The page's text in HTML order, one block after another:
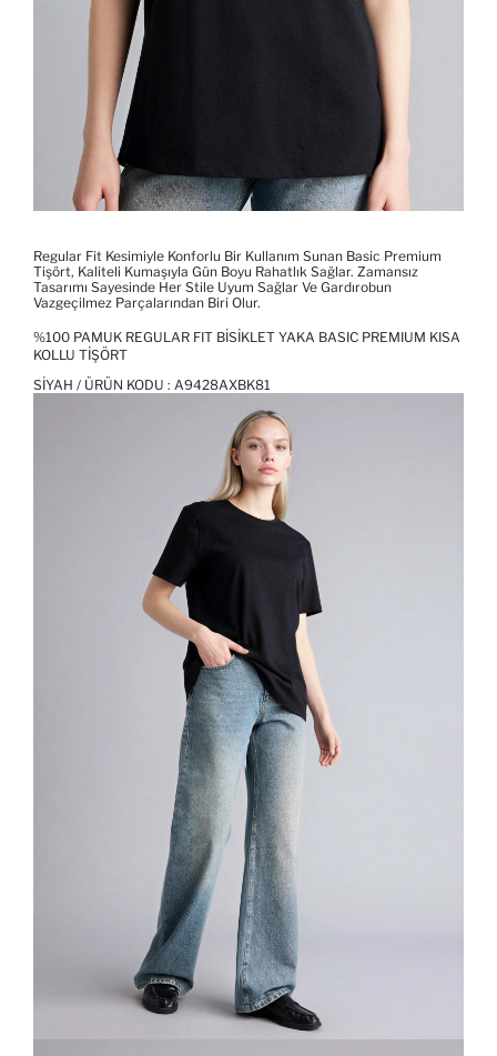
Regular Fit Kesimiyle Konforlu Bir Kullanım Sunan Basic Premium
Tişört, Kaliteli Kumaşıyla Gün Boyu Rahatlık Sağlar. Zamansız
Tasarımı Sayesinde Her Stile Uyum Sağlar Ve Gardırobun
Vazgeçilmez Parçalarından Biri Olur.
%100 PAMUK REGULAR FIT BISIKLET YAKA BASIC PREMIUM KISA
KOLLU TIŞÖRT
SIYAH / ÜRÜN KODU : A9428AXBK81